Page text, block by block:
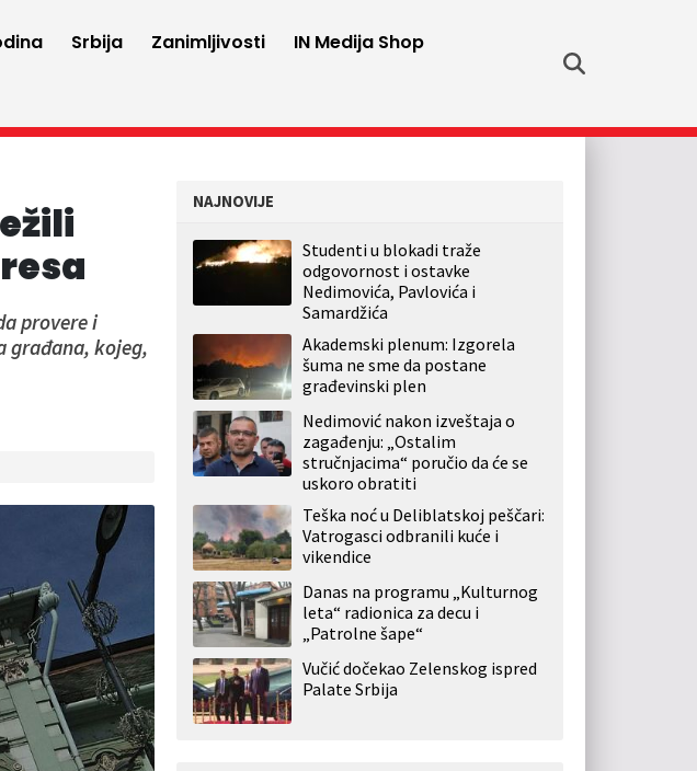
Srbija Zanimljivosti
IN Medija Shop
provere i
građana, kojeg,
NAJNOVIJE
Studenti u blokadi traže
odgovornost i ostavke
Nedimovića, Pavlovića i
Samardžića
Akademski plenum: Izgorela
šuma ne sme da postane
građevinski plen
Nedimović nakon izveštaja o
zagađenju: „Ostalim
stručnjacima“ poručio da će se
uskoro obratiti
Teška noć u Deliblatskoj peščari:
Vatrogasci odbranili kuće i
vikendice
Danas na programu „Kulturnog
leta“ radionica za decu i
„Patrolne šape“
Vučić dočekao Zelenskog ispred
Palate Srbija